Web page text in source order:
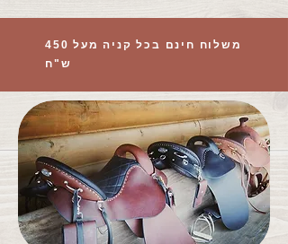
משלוח חינם בכל קניה מעל 450
ש"ח